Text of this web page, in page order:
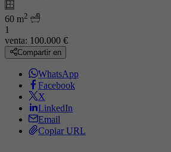
60 m2
1
venta: 100.000 €
Compartir en
WhatsApp
Facebook
X
LinkedIn
Email
Copiar URL